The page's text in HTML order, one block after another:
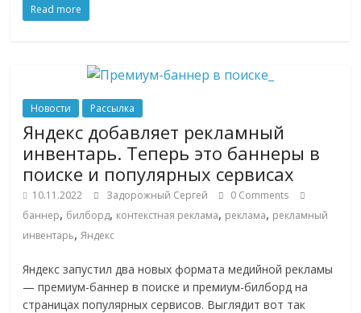
Read more
Новости Рассылка
Яндекс добавляет рекламный
инвентарь. Теперь это баннеры в
поиске и популярных сервисах
10.11.2022 Задорожный Сергей
0 Comments
баннер, билборд, контекстная реклама, реклама, рекламный
инвентарь,Яндекс
Яндекс запустил два новых формата медийной рекламы
— премиум-баннер в поиске и премиум-билборд на
страницах популярных сервисов. Выглядит вот так